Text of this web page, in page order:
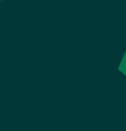
6